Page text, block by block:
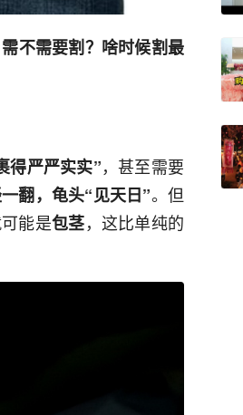
不需要割？啥时候割最
得严严实实”，甚至需要
翻，龟头“见天日”。但
能是包茎，这比单纯的